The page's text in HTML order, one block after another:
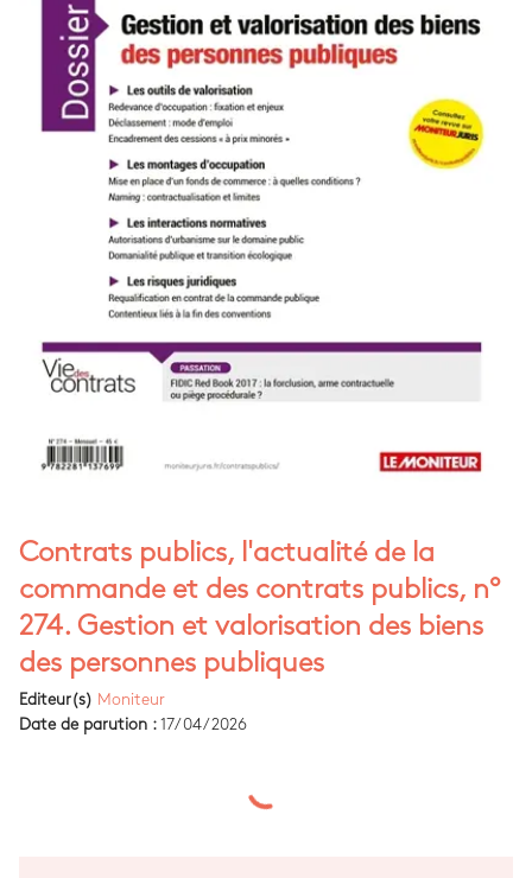
Contrats publics, l'actualité de la
commande et des contrats publics, n°
274. Gestion et valorisation des biens
des personnes publiques
Editeur(s) Moniteur
Date de parution : 17/04/2026